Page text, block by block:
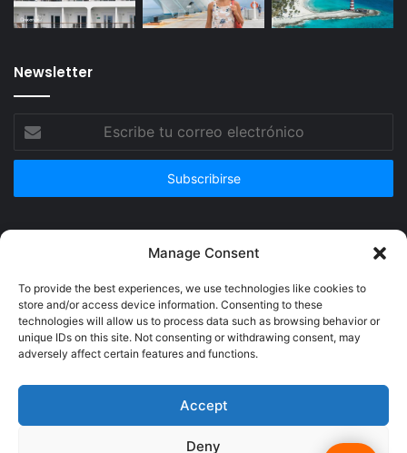
Manage Consent
To provide the best experiences, we use technologies like cookies to
store and/or access device information. Consenting to these
technologies will allow us to process data such as browsing behavior or
unique IDs on this site. Not consenting or withdrawing consent, may
adversely affect certain features and functions.
Accept
Deny
Newsletter
correo
© Copyright 2026, Todos los derechos reservados @Crucerum |